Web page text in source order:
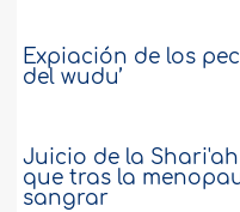
Expiación de los
del wudu’
Juicio de la
que tras la
sangrar